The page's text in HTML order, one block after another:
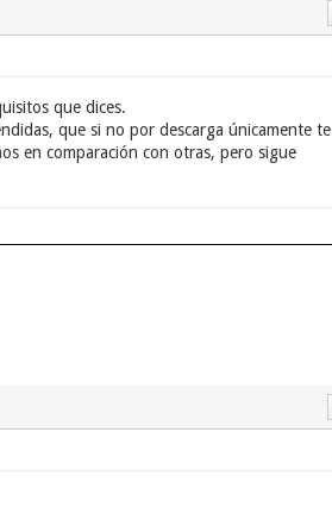
que dices.
que si no por descarga únicamente te
en comparación con otras, pero sigue